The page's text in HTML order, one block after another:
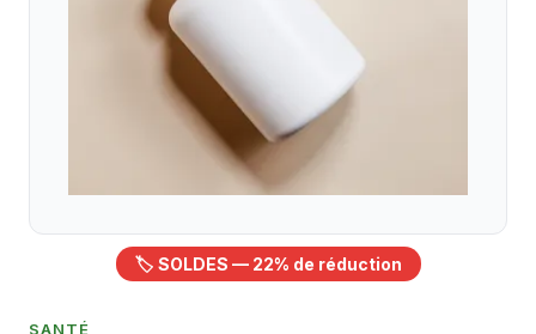
🏷️ SOLDES — 22% de réduction
SANTÉ